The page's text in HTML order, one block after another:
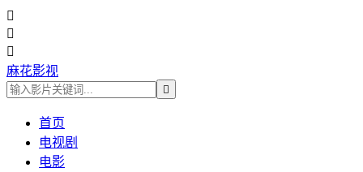



麻花影视

首页
电视剧
电影